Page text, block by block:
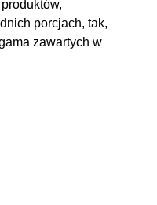
porcjach, tak,
zawartych w